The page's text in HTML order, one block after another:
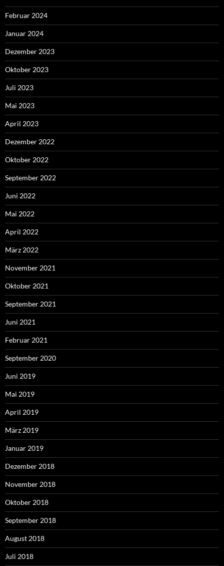
Februar 2024
Januar 2024
Dezember 2023
Oktober 2023
Juli 2023
Mai 2023
April 2023
Dezember 2022
Oktober 2022
September 2022
Juni 2022
Mai 2022
April 2022
März 2022
November 2021
Oktober 2021
September 2021
Juni 2021
Februar 2021
September 2020
Juni 2019
Mai 2019
April 2019
März 2019
Januar 2019
Dezember 2018
November 2018
Oktober 2018
September 2018
August 2018
Juli 2018